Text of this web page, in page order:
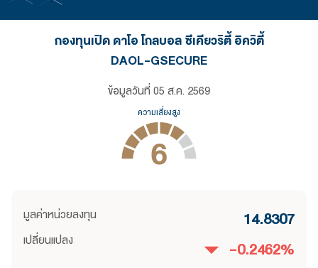
กองทุนเปิด ดาโอ โกลบอล ซีเคียวริตี้ อิควิตี้
DAOL-GSECURE
ข้อมูลวันที่ 05 ส.ค. 2569
ความเสี่ยงสูง
6
มูลค่าหน่วยลงทุน 14.8307
เปลี่ยนแปลง -0.2462%